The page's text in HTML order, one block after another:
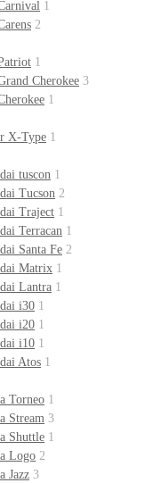
1
2
1
Cherokee 3
1
X-Type 1
tuscon 1
Tucson 2
Traject 1
Terracan 1
Santa Fe 2
Matrix 1
Lantra 1
i30 1
i20 1
i10 1
Atos 1
Torneo 1
Stream 3
Shuttle 1
Logo 2
Jazz 3